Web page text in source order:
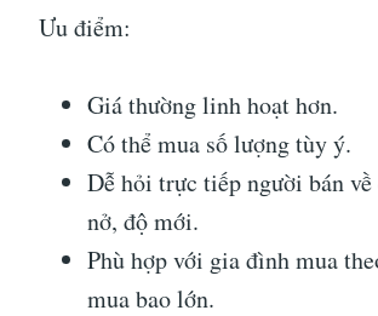
Ưu điểm:
Giá thường linh hoạt hơn.
Có thể mua số lượng tùy ý.
Dễ hỏi trực tiếp người bán về
nở, độ mới.
Phù hợp với gia đình mua
mua bao lớn.